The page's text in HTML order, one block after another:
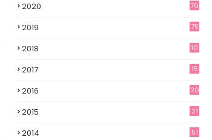
2020 76
2019 75
2018 10
2017 15
2016 20
2015 21
2014 51